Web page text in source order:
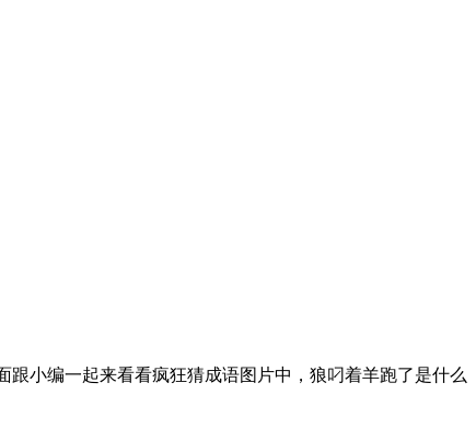
小编一起来看看疯狂猜成语图片中，狼叼着羊跑了是什么